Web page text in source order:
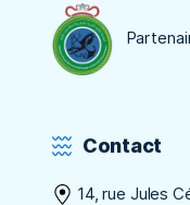
Contact
14, rue Jules